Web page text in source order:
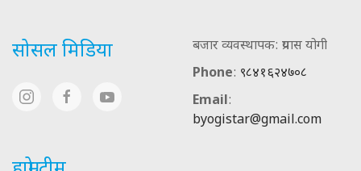
सोसल मिडिया
बजार व्यवस्थापक: प्रयास योगी
Phone: ९८४१६२४७०८
Email:
byogistar@gmail.com